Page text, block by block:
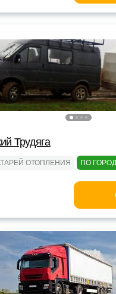
Трудяга
ОТОПЛЕНИЯ ПО